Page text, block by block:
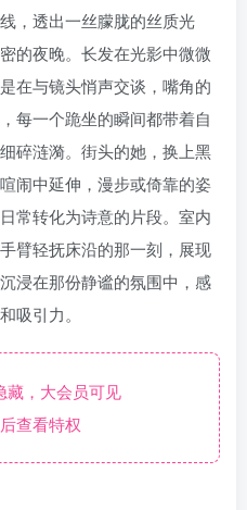
，透出一丝朦胧的丝质光
的夜晚。长发在光影中微微
在与镜头悄声交谈，嘴角的
每一个跪坐的瞬间都带着自
碎涟漪。街头的她，换上黑
闹中延伸，漫步或倚靠的姿
常转化为诗意的片段。室内
臂轻抚床沿的那一刻，展现
浸在那份静谧的氛围中，感
吸引力。
藏，大会员可见
查看特权